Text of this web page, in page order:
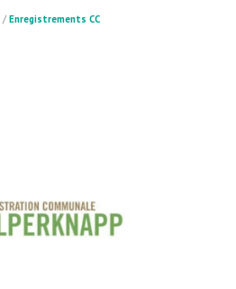
/ Enregistrements CC